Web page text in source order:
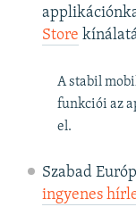
Store
A stabil
funkciói az
el.
Szabad
ingyenes